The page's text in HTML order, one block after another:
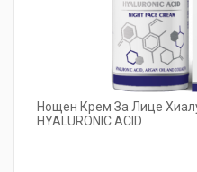
Нощен Крем За Лице
HYALURONIC ACID